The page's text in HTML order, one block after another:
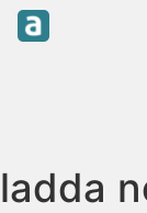
ladda